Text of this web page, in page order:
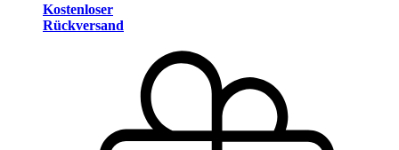
Kostenloser
Rückversand